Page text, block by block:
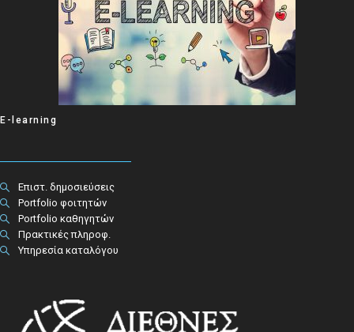
E-learning
Επιστ. δημοσιεύσεις
Portfolio φοιτητών
Portfolio καθηγητών
Πρακτικές πληροφ.​
Υπηρεσία καταλόγου